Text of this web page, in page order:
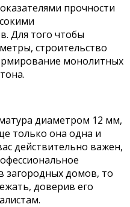
прочности
Для того чтобы
строительство
монолитных
диаметром 12 мм,
только она одна и
действительно важен,
загородных домов, то
доверив его